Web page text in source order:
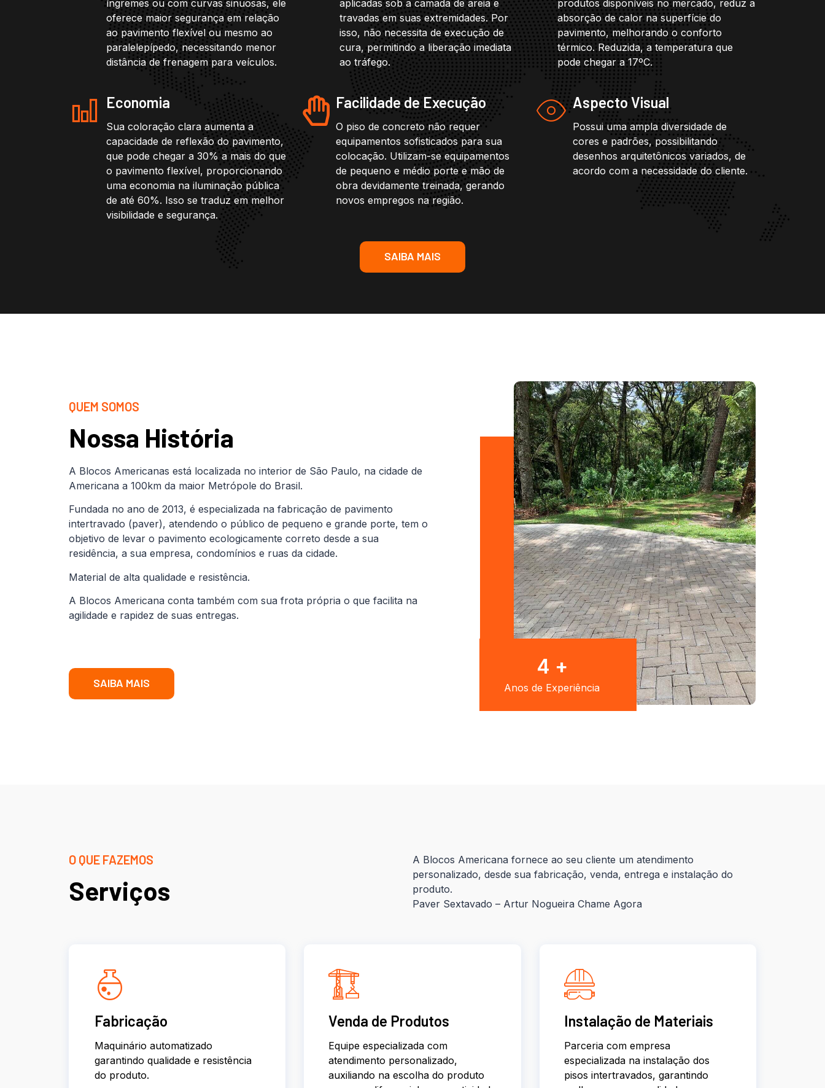
íngremes ou com curvas sinuosas, ele
oferece maior segurança em relação
ao pavimento flexível ou mesmo ao
paralelepípedo, necessitando menor
distância de frenagem para veículos.
aplicadas sob a camada de areia e
travadas em suas extremidades. Por
isso, não necessita de execução de
cura, permitindo a liberação imediata
ao tráfego.
produtos disponíveis no mercado, reduz a
absorção de calor na superfície do
pavimento, melhorando o conforto
térmico. Reduzida, a temperatura que
pode chegar a 17ºC.
Economia
Sua coloração clara aumenta a
capacidade de reflexão do pavimento,
que pode chegar a 30% a mais do que
o pavimento flexível, proporcionando
uma economia na iluminação pública
de até 60%. Isso se traduz em melhor
visibilidade e segurança.
Facilidade de Execução
O piso de concreto não requer
equipamentos sofisticados para sua
colocação. Utilizam-se equipamentos
de pequeno e médio porte e mão de
obra devidamente treinada, gerando
novos empregos na região.
Aspecto Visual
Possui uma ampla diversidade de
cores e padrões, possibilitando
desenhos arquitetônicos variados, de
acordo com a necessidade do cliente.
SAIBA MAIS
QUEM SOMOS
Nossa História
A Blocos Americanas está localizada no interior de São Paulo, na cidade de
Americana a 100km da maior Metrópole do Brasil.
Fundada no ano de 2013, é especializada na fabricação de pavimento
intertravado (paver), atendendo o público de pequeno e grande porte, tem o
objetivo de levar o pavimento ecologicamente correto desde a sua
residência, a sua empresa, condomínios e ruas da cidade.
Material de alta qualidade e resistência.
A Blocos Americana conta também com sua frota própria o que facilita na
agilidade e rapidez de suas entregas.
SAIBA MAIS
8 +
Anos de Experiência
O QUE FAZEMOS
Serviços
A Blocos Americana fornece ao seu cliente um atendimento
personalizado, desde sua fabricação, venda, entrega e instalação do
produto.
Paver Sextavado – Artur Nogueira Chame Agora
Fabricação
Maquinário automatizado
garantindo qualidade e resistência
do produto.
Venda de Produtos
Equipe especializada com
atendimento personalizado,
auxiliando na escolha do produto
Instalação de Materiais
Parceria com empresa
especializada na instalação dos
pisos intertravados, garantindo